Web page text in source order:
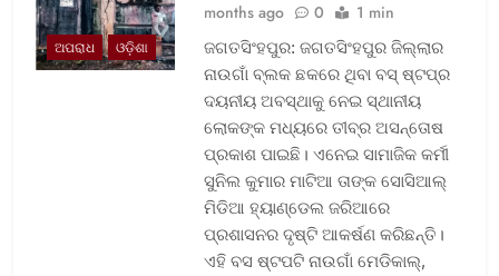
ଅପରାଧ ଓଡ଼ିଶା
months ago
0 1 min
ଜଗତସିଂହପୁର: ଜଗତସିଂହପୁର ଜିଲ୍ଲାର
ନାଉଗାଁ ବ୍ଲକ ଛକରେ ଥିବା ବସ୍‌ ଷ୍ଟପ୍‌ର
ଦୟନୀୟ ଅବସ୍ଥାକୁ ନେଇ ସ୍ଥାନୀୟ
ଲୋକଙ୍କ ମଧ୍ୟରେ ତୀବ୍ର ଅସନ୍ତୋଷ
ପ୍ରକାଶ ପାଇଛି। ଏନେଇ ସାମାଜିକ କର୍ମୀ
ସୁନିଲ କୁମାର ମାଟିଆ ତାଙ୍କ ସୋସିଆଲ୍‌
ମିଡିଆ ହ୍ୟାଣ୍ଡେଲ ଜରିଆରେ
ପ୍ରଶାସନର ଦୃଷ୍ଟି ଆକର୍ଷଣ କରିଛନ୍ତି।
ଏହି ବସ ଷ୍ଟପଟି ନାଉଗାଁ ମେଡିକାଲ୍‌,